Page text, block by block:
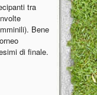
tra
Bene
di finale.